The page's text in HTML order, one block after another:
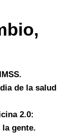
de la salud
2.0:
gente.